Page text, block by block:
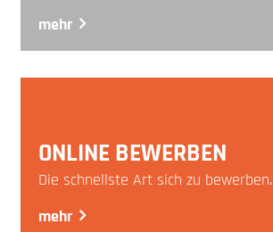
mehr
ONLINE BEWERBEN
Die schnellste Art sich zu bewerben.
mehr